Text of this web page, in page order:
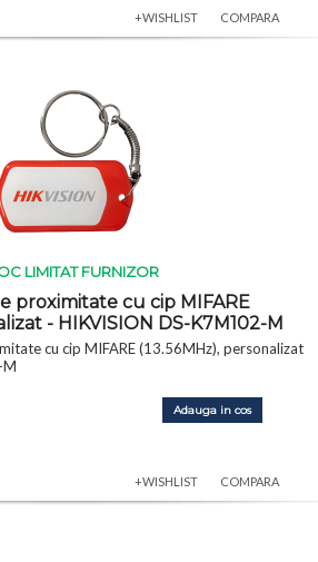
+WISHLIST COMPARA
LIMITAT FURNIZOR
proximitate cu cip MIFARE
- HIKVISION DS-K7M102-M
cu cip MIFARE (13.56MHz), personalizat
M
Adauga in cos
+WISHLIST COMPARA